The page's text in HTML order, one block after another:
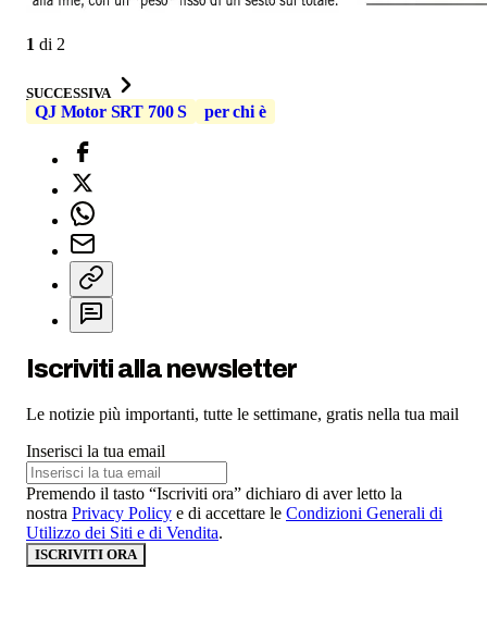
1 di 2
SUCCESSIVA
QJ Motor SRT 700 S per chi è
Iscriviti alla newsletter
Le notizie più importanti, tutte le settimane, gratis nella tua mail
Inserisci la tua email
Premendo il tasto “Iscriviti ora” dichiaro di aver letto la
nostra Privacy Policy e di accettare le Condizioni Generali di
Utilizzo dei Siti e di Vendita.
ISCRIVITI ORA